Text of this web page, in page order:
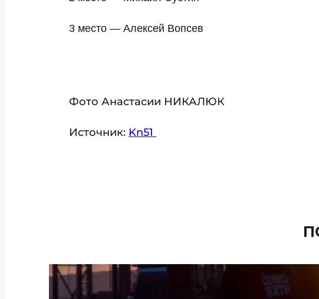
3 место — Алексей Вопсев
Фото Анастасии НИКАЛЮК
Источник: Kn51